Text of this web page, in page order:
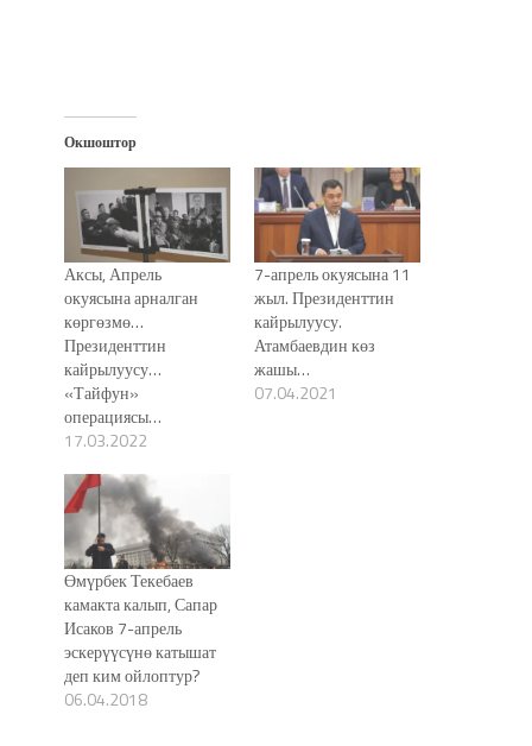
Окшоштор
Аксы, Апрель
окуясына арналган
көргөзмө…
Президенттин
кайрылуусу…
«Тайфун»
операциясы…
17.03.2022
7-апрель окуясына 11
жыл. Президенттин
кайрылуусу.
Атамбаевдин көз
жашы…
07.04.2021
Өмүрбек Текебаев
камакта калып, Сапар
Исаков 7-апрель
эскерүүсүнө катышат
деп ким ойлоптур?
06.04.2018